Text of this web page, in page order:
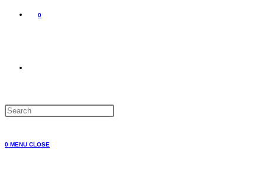
0
0 MENU CLOSE